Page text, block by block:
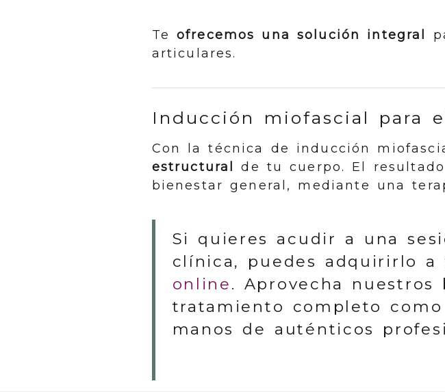
Te ofrecemos una solución integral
articulares.
Inducción miofascial para
Con la técnica de inducción
estructural de tu cuerpo. El
bienestar general, mediante una
Si quieres acudir a una
clínica, puedes adquirirlo
online. Aprovecha
tratamiento completo
manos de auténticos